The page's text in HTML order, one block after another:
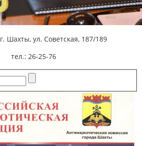
г. Шахты, ул. Советская, 187/189
тел.: 26-25-76